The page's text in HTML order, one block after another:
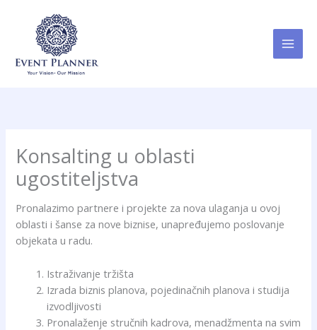
садржај
Konsalting u oblasti
ugostiteljstva
Pronalazimo partnere i projekte za nova ulaganja u ovoj
oblasti i šanse za nove biznise, unapređujemo poslovanje
objekata u radu.
Istraživanje tržišta
Izrada biznis planova, pojedinačnih planova i studija
izvodljivosti
Pronalaženje stručnih kadrova, menadžmenta na svim